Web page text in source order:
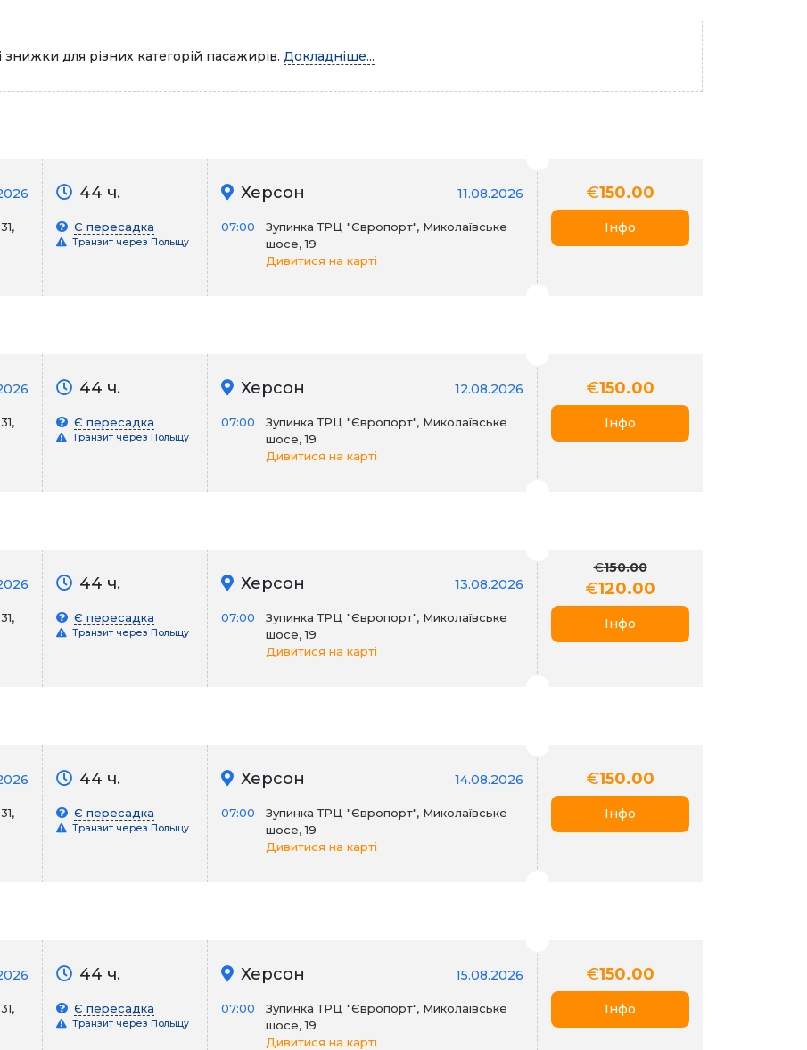
для різних категорій пасажирів. Докладніше...
44 ч.
Є пересадка
Транзит через Польщу
Херсон 11.08.2026
07:00
Зупинка ТРЦ "Європорт", Миколаївське
шосе, 19
Дивитися на карті
€150.00
Інфо
44 ч.
Є пересадка
Транзит через Польщу
Херсон 12.08.2026
07:00
Зупинка ТРЦ "Європорт", Миколаївське
шосе, 19
Дивитися на карті
€150.00
Інфо
44 ч.
Є пересадка
Транзит через Польщу
Херсон 13.08.2026
07:00
Зупинка ТРЦ "Європорт", Миколаївське
шосе, 19
Дивитися на карті
€150.00
€120.00
Інфо
44 ч.
Є пересадка
Транзит через Польщу
Херсон 14.08.2026
07:00
Зупинка ТРЦ "Європорт", Миколаївське
шосе, 19
Дивитися на карті
€150.00
Інфо
44 ч.
Є пересадка
Транзит через Польщу
Херсон 15.08.2026
07:00
Зупинка ТРЦ "Європорт", Миколаївське
шосе, 19
Дивитися на карті
€150.00
Інфо